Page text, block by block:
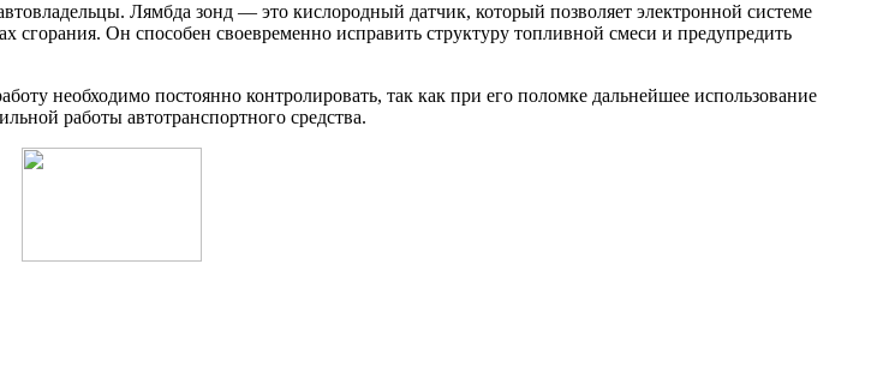
Лямбда зонд — это кислородный датчик, который позволяет электронной системе
сгорания. Он способен своевременно исправить структуру топливной смеси и предупредить
необходимо постоянно контролировать, так как при его поломке дальнейшее использование
работы автотранспортного средства.